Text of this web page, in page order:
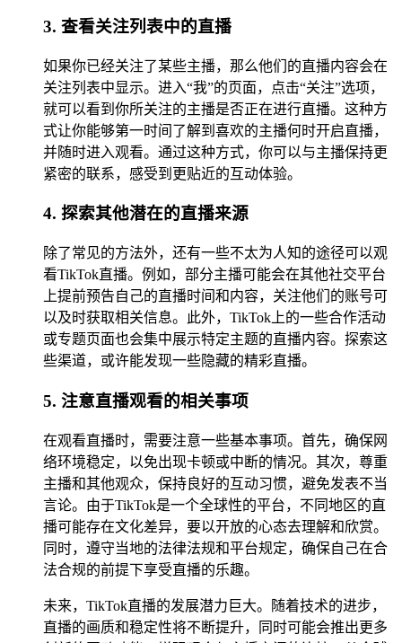
3. 查看关注列表中的直播
如果你已经关注了某些主播，那么他们的直播内容会在
关注列表中显示。进入“我”的页面，点击“关注”选项，
就可以看到你所关注的主播是否正在进行直播。这种方
式让你能够第一时间了解到喜欢的主播何时开启直播，
并随时进入观看。通过这种方式，你可以与主播保持更
紧密的联系，感受到更贴近的互动体验。
4. 探索其他潜在的直播来源
除了常见的方法外，还有一些不太为人知的途径可以观
看TikTok直播。例如，部分主播可能会在其他社交平台
上提前预告自己的直播时间和内容，关注他们的账号可
以及时获取相关信息。此外，TikTok上的一些合作活动
或专题页面也会集中展示特定主题的直播内容。探索这
些渠道，或许能发现一些隐藏的精彩直播。
5. 注意直播观看的相关事项
在观看直播时，需要注意一些基本事项。首先，确保网
络环境稳定，以免出现卡顿或中断的情况。其次，尊重
主播和其他观众，保持良好的互动习惯，避免发表不当
言论。由于TikTok是一个全球性的平台，不同地区的直
播可能存在文化差异，要以开放的心态去理解和欣赏。
同时，遵守当地的法律法规和平台规定，确保自己在合
法合规的前提下享受直播的乐趣。
未来，TikTok直播的发展潜力巨大。随着技术的进步，
直播的画质和稳定性将不断提升，同时可能会推出更多